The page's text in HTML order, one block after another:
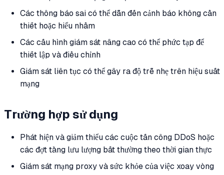
Các thông báo sai có thể dẫn đến cảnh báo không cần
thiết hoặc hiểu nhầm
Các cấu hình giám sát nâng cao có thể phức tạp để
thiết lập và điều chỉnh
Giám sát liên tục có thể gây ra độ trễ nhẹ trên hiệu suất
mạng
Trường hợp sử dụng
Phát hiện và giảm thiểu các cuộc tấn công DDoS hoặc
các đợt tăng lưu lượng bất thường theo thời gian thực
Giám sát mạng proxy và sức khỏe của việc xoay vòng